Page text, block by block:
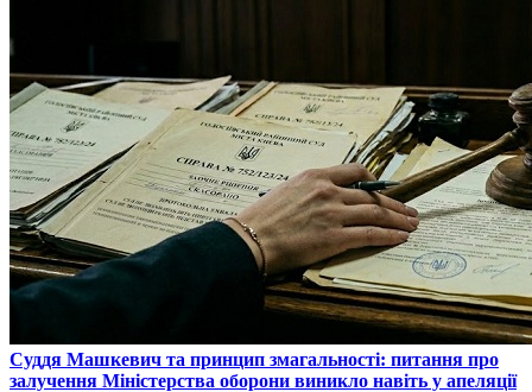
​Суддя Машкевич та принцип змагальності: питання про
залучення Міністерства оборони виникло навіть у апеляції